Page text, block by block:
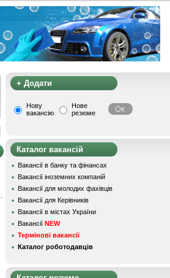
+ Додати
Нову
вакансію
Нове
резюме
Каталог вакансій
Вакансії в банку та фінансах
Вакансії іноземних компаній
Вакансії для молодих фахівців
Вакансії для Керівників
Вакансії в містах України
Вакансії NEW
Термінові вакансії
Каталог роботодавців